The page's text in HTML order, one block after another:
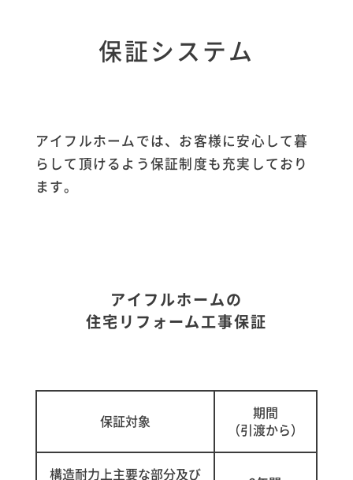
保証システム
アイフルホームでは、お客様に安心して暮
らして頂けるよう保証制度も充実しており
ます。
アイフルホームの
住宅リフォーム工事保証
保証対象
期間
（引渡から）
構造耐力上主要な部分及び